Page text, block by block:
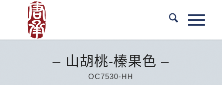
– 山胡桃-榛果色 –
OC7530-HH